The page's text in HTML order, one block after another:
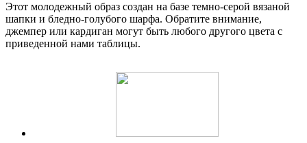
Этот молодежный образ создан на базе темно-серой вязаной
шапки и бледно-голубого шарфа. Обратите внимание,
джемпер или кардиган могут быть любого другого цвета с
приведенной нами таблицы.